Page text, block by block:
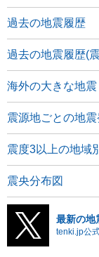
過去の地震履歴
過去の地震履歴(
海外の大きな地震
震源地ごとの地
震度3以上の地域
震央分布図
最新の地
tenki.jp公